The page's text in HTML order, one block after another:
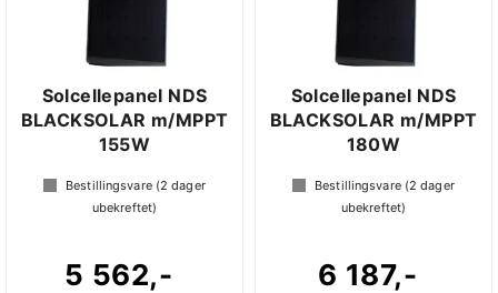
Solcellepanel NDS
BLACKSOLAR m/MPPT
155W
Bestillingsvare (2 dager
ubekreftet)
5 562,-
Solcellepanel NDS
BLACKSOLAR m/MPPT
180W
Bestillingsvare (2 dager
ubekreftet)
6 187,-